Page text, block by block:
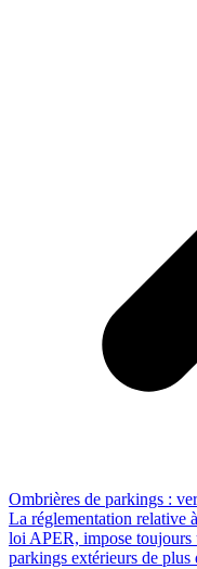
Ombrières de parkings :
La réglementation relative
loi APER, impose toujours
parkings extérieurs de plus